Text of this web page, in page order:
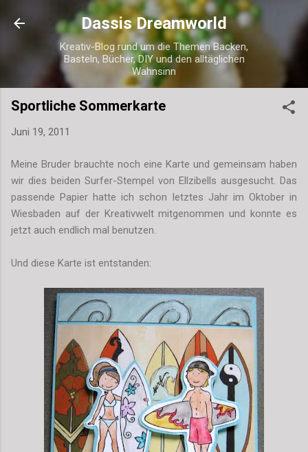
Direkt zum Hauptbereich
Dassis Dreamworld
Kreativ-Blog rund um die Themen Backen,
Basteln, Bücher, DIY und den alltäglichen
Wahnsinn
Sportliche Sommerkarte
Juni 19, 2011
Meine Bruder brauchte noch eine Karte und gemeinsam haben
wir dies beiden Surfer-Stempel von Ellzibells ausgesucht. Das
passende Papier hatte ich schon letztes Jahr im Oktober in
Wiesbaden auf der Kreativwelt mitgenommen und konnte es
jetzt auch endlich mal benutzen.
Und diese Karte ist entstanden: